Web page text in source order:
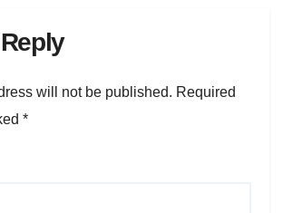
will not be published. Required
*